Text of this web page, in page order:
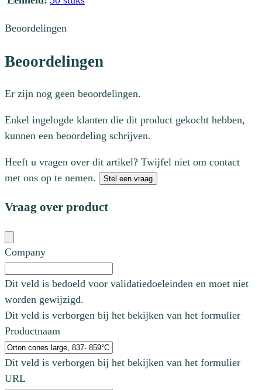
Beoordelingen
Beoordelingen
Er zijn nog geen beoordelingen.
Enkel ingelogde klanten die dit product gekocht hebben,
kunnen een beoordeling schrijven.
Heeft u vragen over dit artikel? Twijfel niet om contact
met ons op te nemen.
Stel een vraag
Vraag over product
Company
Dit veld is bedoeld voor validatiedoeleinden en moet niet
worden gewijzigd.
Dit veld is verborgen bij het bekijken van het formulier
Productnaam
Dit veld is verborgen bij het bekijken van het formulier
URL